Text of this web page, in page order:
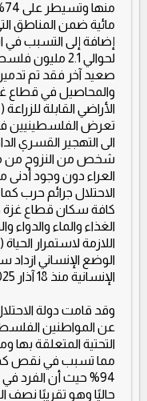
مائية ضمن المناطق
إضافة إلى التسبب في
تعرض الفلسطينيين
شخص من النزوح من
العراء دون وجود أدنى
الاحتلال جرائم
كافة سكان قطاع
الغذاء والماء والدواء
الوضع الإنساني
الإنسانية منذ 18 آذار 2025.
وقد قامت دولة
عن المواطنين
التحتية المتعلقة
مما تسبب في نقص
حاليًا وهو تقريبًا نصف